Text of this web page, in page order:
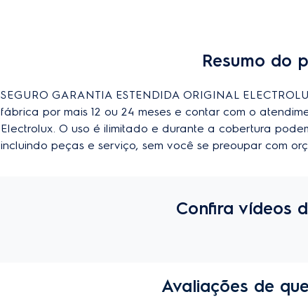
Resumo do
SEGURO GARANTIA ESTENDIDA ORIGINAL
fábrica por mais 12 ou 24 meses e contar com o
Electrolux. O uso é ilimitado e durante a cobertura
incluindo peças e serviço, sem você se preoupar com
Confira vídeos
Avaliações de